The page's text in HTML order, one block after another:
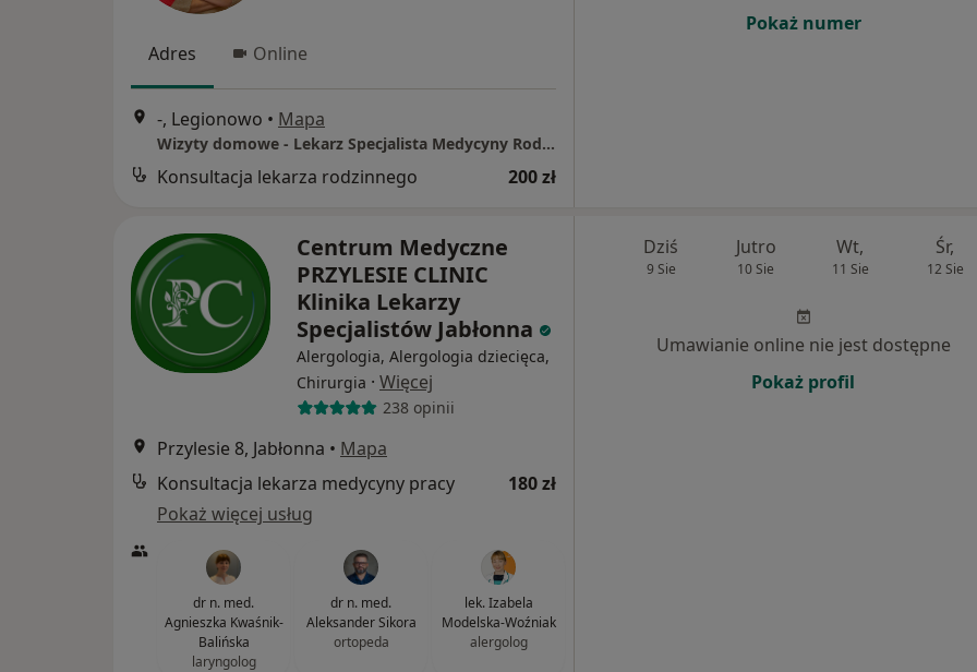
Adres Online
-, Legionowo • Mapa
Wizyty domowe - Lekarz Specjalista Medycyny Rodzinnej Sylwia Górecka
Konsultacja lekarza rodzinnego 200 zł
Pokaż numer
Centrum Medyczne
PRZYLESIE CLINIC
Klinika Lekarzy
Specjalistów Jabłonna
Alergologia, Alergologia dziecięca,
Chirurgia · Więcej
238 opinii
Przylesie 8, Jabłonna • Mapa
Konsultacja lekarza medycyny pracy
180 zł
Pokaż więcej usług
dr n. med.
Agnieszka Kwaśnik-
Balińska
laryngolog
dr n. med.
Aleksander Sikora
ortopeda
lek. Izabela
Modelska-Woźniak
alergolog
Dziś
9 Sie
Jutro
10 Sie
Wt,
11 Sie
Śr,
12 Sie
Umawianie online nie jest dostępne
Pokaż profil